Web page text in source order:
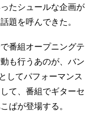
たシュールな企画が
題を呼んできた。
番組オープニングテ
も行うあのが、バン
してパフォーマンス
て、番組でギターセ
ぱが登場する。